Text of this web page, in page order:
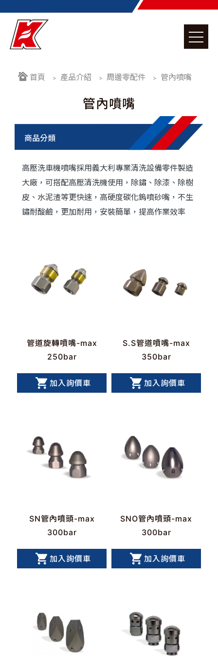
首頁 產品介紹 周邊零配件 管內噴嘴
管內噴嘴
高壓幫浦
500Bar(以上)清洗設備
高壓洗車機噴嘴採用義大利專業清洗設備零件製造
大廠，可搭配高壓清洗機使用，除鏽、除漆、除樹
皮、水泥渣等更快速，高硬度碳化鎢噴砂嘴，不生
鏽耐酸鹼，更加耐用，安裝簡單，提高作業效率
管道旋轉噴嘴-max
250bar
加入詢價車
S.S管道噴嘴-max
350bar
加入詢價車
SN管內噴頭-max
300bar
加入詢價車
SNO管內噴頭-max
300bar
加入詢價車